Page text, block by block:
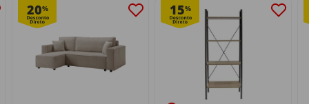
20% 15%